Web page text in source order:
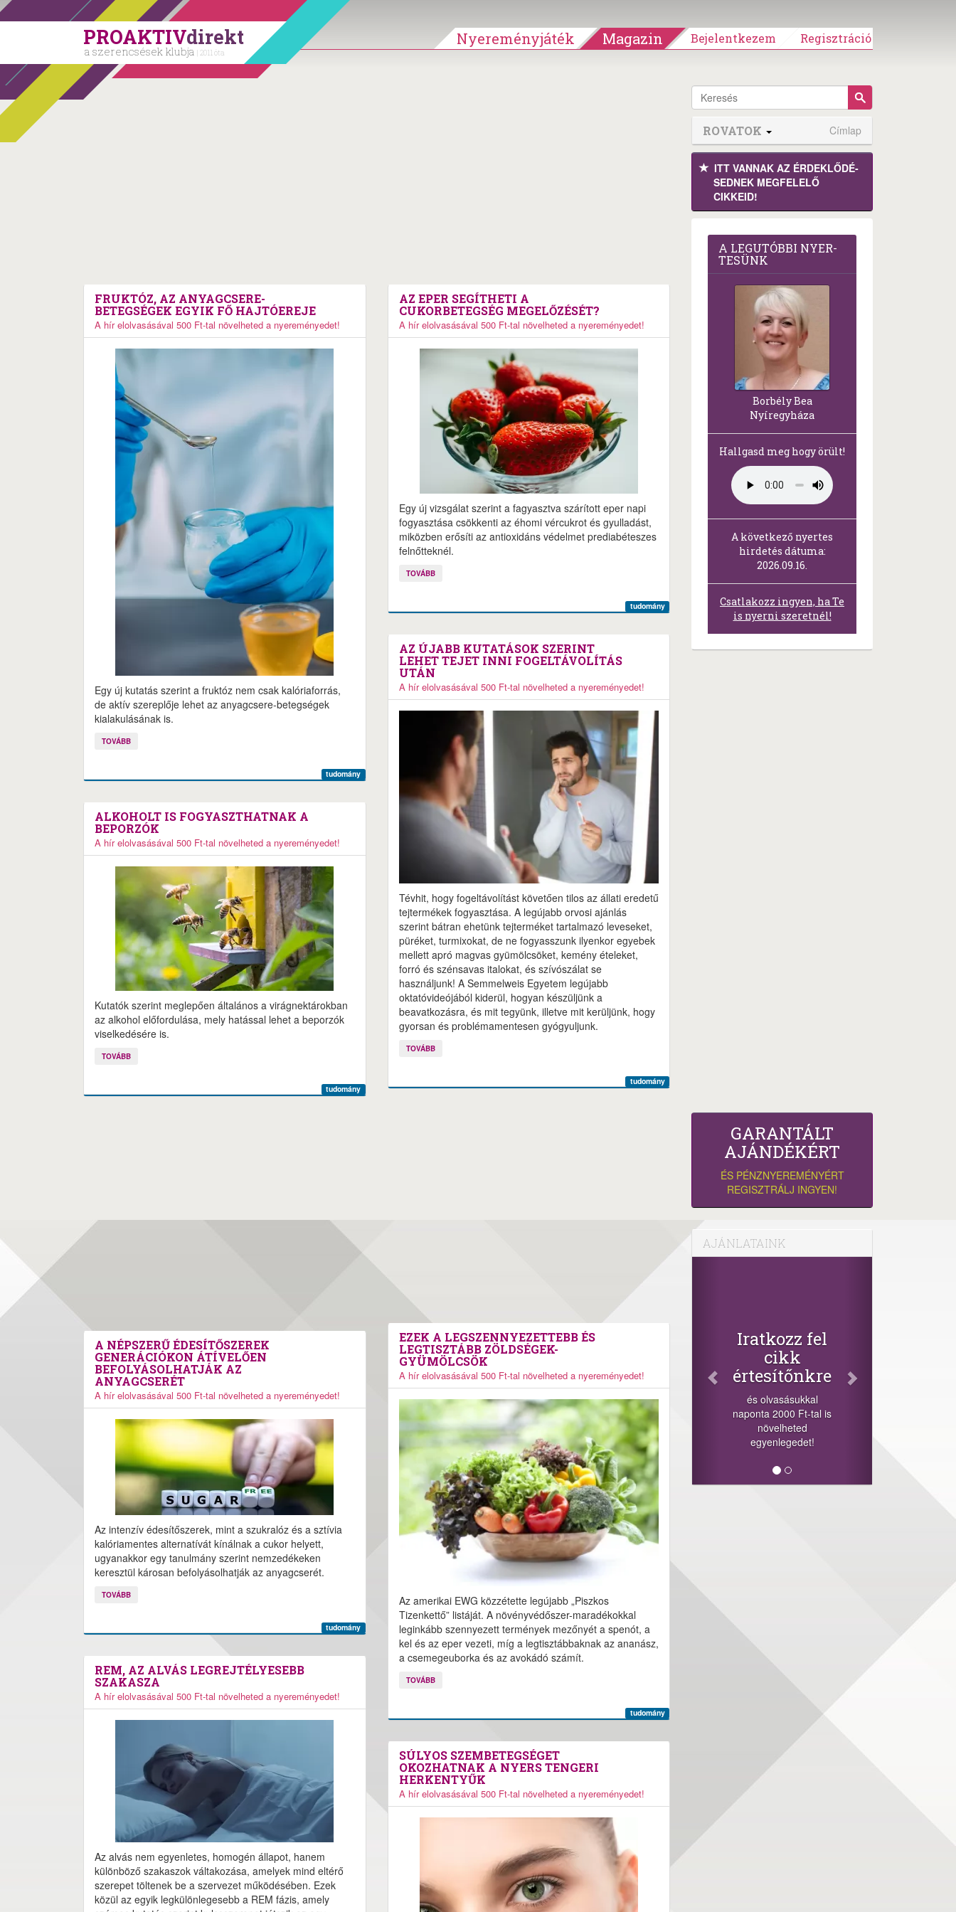
PROAKTIVdirekt
a szerencsések klubja | 2011 óta
Nyereményjáték Magazin Bejelentkezem Regisztráció
FRUKTÓZ, AZ ANYAGCSERE-
BETEGSÉGEK EGYIK FŐ HAJTÓEREJE
A hír elolvasásával 500 Ft-tal növelheted a nyereményedet!
Egy új kutatás szerint a fruktóz nem csak kalóriaforrás,
de aktív szereplője lehet az anyagcsere-betegségek
kialakulásának is.
TOVÁBB
tudomány
ALKOHOLT IS FOGYASZTHATNAK A
BEPORZÓK
A hír elolvasásával 500 Ft-tal növelheted a nyereményedet!
Kutatók szerint meglepően általános a virágnektárokban
az alkohol előfordulása, mely hatással lehet a beporzók
viselkedésére is.
TOVÁBB
tudomány
A NÉPSZERŰ ÉDESÍTŐSZEREK
GENERÁCIÓKON ÁTÍVELŐEN
BEFOLYÁSOLHATJÁK AZ
ANYAGCSERÉT
A hír elolvasásával 500 Ft-tal növelheted a nyereményedet!
Az intenzív édesítőszerek, mint a szukralóz és a sztívia
kalóriamentes alternatívát kínálnak a cukor helyett,
ugyanakkor egy tanulmány szerint nemzedékeken
keresztül károsan befolyásolhatják az anyagcserét.
TOVÁBB
tudomány
REM, AZ ALVÁS LEGREJTÉLYESEBB
SZAKASZA
A hír elolvasásával 500 Ft-tal növelheted a nyereményedet!
Az alvás nem egyenletes, homogén állapot, hanem
különböző szakaszok váltakozása, amelyek mind eltérő
szerepet töltenek be a szervezet működésében. Ezek
közül az egyik legkülönlegesebb a REM fázis, amely
AZ EPER SEGÍTHETI A
CUKORBETEGSÉG MEGELŐZÉSÉT?
A hír elolvasásával 500 Ft-tal növelheted a nyereményedet!
Egy új vizsgálat szerint a fagyasztva szárított eper napi
fogyasztása csökkenti az éhomi vércukrot és gyulladást,
miközben erősíti az antioxidáns védelmet prediabéteszes
felnőtteknél.
TOVÁBB
tudomány
AZ ÚJABB KUTATÁSOK SZERINT
LEHET TEJET INNI FOGELTÁVOLÍTÁS
UTÁN
A hír elolvasásával 500 Ft-tal növelheted a nyereményedet!
Tévhit, hogy fogeltávolítást követően tilos az állati eredetű
tejtermékek fogyasztása. A legújabb orvosi ajánlás
szerint bátran ehetünk tejterméket tartalmazó leveseket,
püréket, turmixokat, de ne fogyasszunk ilyenkor egyebek
mellett apró magvas gyümölcsöket, kemény ételeket,
forró és szénsavas italokat, és szívószálat se
használjunk! A Semmelweis Egyetem legújabb
oktatóvideójából kiderül, hogyan készüljünk a
beavatkozásra, és mit tegyünk, illetve mit kerüljünk, hogy
gyorsan és problémamentesen gyógyuljunk.
TOVÁBB
tudomány
EZEK A LEGSZENNYEZETTEBB ÉS
LEGTISZTÁBB ZÖLDSÉGEK-
GYÜMÖLCSÖK
A hír elolvasásával 500 Ft-tal növelheted a nyereményedet!
Az amerikai EWG közzétette legújabb „Piszkos
Tizenkettő” listáját. A növényvédőszer-maradékokkal
leginkább szennyezett termények mezőnyét a spenót, a
kel és az eper vezeti, míg a legtisztábbaknak az ananász,
a csemegeuborka és az avokádó számít.
TOVÁBB
tudomány
SÚLYOS SZEMBETEGSÉGET
OKOZHATNAK A NYERS TENGERI
HERKENTYŰK
A hír elolvasásával 500 Ft-tal növelheted a nyereményedet!
ROVATOK Címlap
ITT VANNAK AZ ÉRDEK­LŐDÉ­
SEDNEK MEGFE­LELŐ
CIKKEID!
A LEG­U­TÓB­BI NYER­
TE­SÜNK
Borbély Bea
Nyíregyháza
Hallgasd meg hogy örült!
A következő nyertes
hirdetés dátuma:
2026.09.16.
Csatlakozz ingyen, ha Te
is nyerni szeretnél!
GARANTÁLT
AJÁNDÉKÉRT
ÉS PÉNZNYEREMÉNYÉRT
REGISZTRÁLJ INGYEN!
AJÁNLATAINK
+1.000.000 Ft...
-nyeremény növelés jár
a szerencsésnek a
sorsolás napján! A
cikkek alján találsz
megosztási
lehetőséget. Lájkolj is
minket!